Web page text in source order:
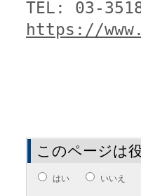
https://
このページは
はい いいえ